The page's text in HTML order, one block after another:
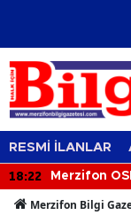
RESMİ İLANLAR
18:22 Merzifon
Merzifon Bilgi